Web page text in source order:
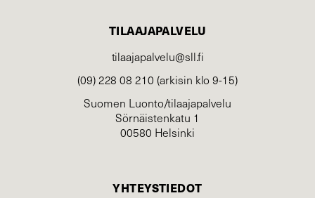
TILAAJAPALVELU
tilaajapalvelu@sll.fi
(09) 228 08 210 (arkisin klo 9-15)
Suomen Luonto/tilaajapalvelu
Sörnäistenkatu 1
00580 Helsinki
YHTEYSTIEDOT